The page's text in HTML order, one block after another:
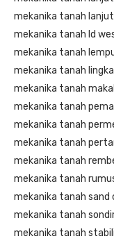
mekanika tanah
mekanika tanah ld
mekanika tanah
mekanika tanah
mekanika tanah
mekanika tanah
mekanika tanah
mekanika tanah
mekanika tanah
mekanika tanah
mekanika tanah sand
mekanika tanah
mekanika tanah